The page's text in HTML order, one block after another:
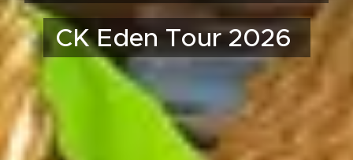
CK Eden Tour 2026